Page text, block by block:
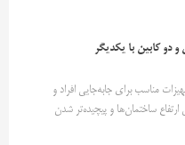
دو کابین با یکدیگر
مناسب برای جابه‌جایی افراد و
ساختمان‌ها و پیچیده‌تر شدن